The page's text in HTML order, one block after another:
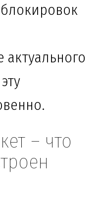
актуального
– что